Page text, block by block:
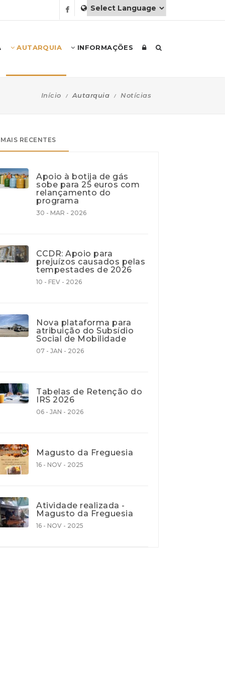
AUTARQUIA INFORMAÇÕES
Início Autarquia Notícias
MAIS RECENTES
Apoio à botija de gás
sobe para 25 euros com
relançamento do
programa
30 - MAR - 2026
CCDR: Apoio para
prejuízos causados pelas
tempestades de 2026
10 - FEV - 2026
Nova plataforma para
atribuição do Subsídio
Social de Mobilidade
07 - JAN - 2026
Tabelas de Retenção do
IRS 2026
06 - JAN - 2026
Magusto da Freguesia
16 - NOV - 2025
Atividade realizada -
Magusto da Freguesia
16 - NOV - 2025